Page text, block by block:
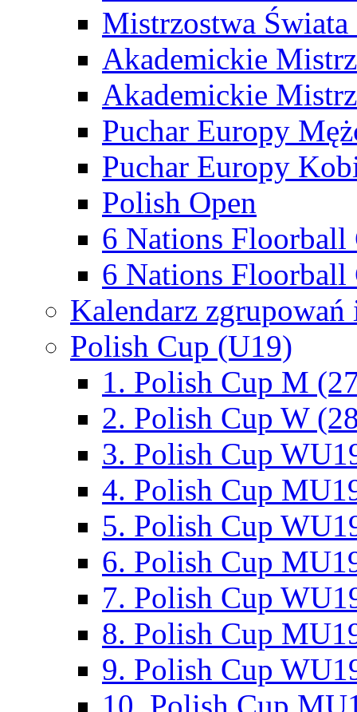
Mistrzostwa
Akademickie
Akademickie
Puchar Europy
Puchar Europy
Polish Open
6 Nations Floorball
6 Nations Floorball
Kalendarz
Polish Cup (U19)
1. Polish Cup M
2. Polish Cup W
3. Polish Cup
4. Polish Cup
5. Polish Cup
6. Polish Cup
7. Polish Cup
8. Polish Cup
9. Polish Cup
10. Polish Cup